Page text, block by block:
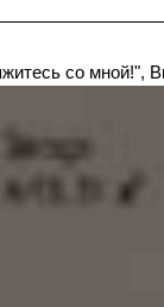
со мной!",